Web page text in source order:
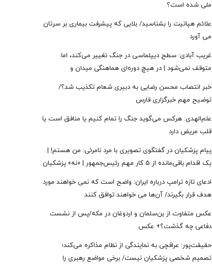
ملی شده است؟
علائم هپاتیت را بشناسید/ بلایی که پیشرفت بیماری بر سرتان
می آورد
غریب آبادی: سطح دیپلماسی در جنگ تغییر می‌کند، اما
متوقف نمی‌شود | در هیچ دوره‌ای هماهنگی میدان و
ادبیاتمان در زمان صلح باشد؟
خبر انتصاب محسن رضایی به دبیری شعام تکذیب شد؟/
توضیح مهم خبرگزاری فارس
علم‌الهدی: هرکس می‌گوید جنگ را تمام کنیم یا منافق است یا
قلب مریض دارد
پیام پزشکیان در گفتگوی تصویری با مرد نامرئی: من هستم! |
یک اقدام باقی‌مانده از 5 کار مهم رئیس‌جمهور | «نه» پزشکیان
ادعای تازه ترامپ درباره ایران: واضح است که نمی خواهند مورد
هدف قرار بگیرند/ آن‌ها می خواهند توافق کنند
عکس متفاوت از بن‌سلمان و اردوغان در مکه/پس از نشست
دفاعی چه گذشت؟+ عکس
حقیقت‌پور: عراقچی به نمایندگی از نظام مذاکره می‌کند؛
تصمیم شخصی پزشکیان نیست/ برخی مواضع رهبری را